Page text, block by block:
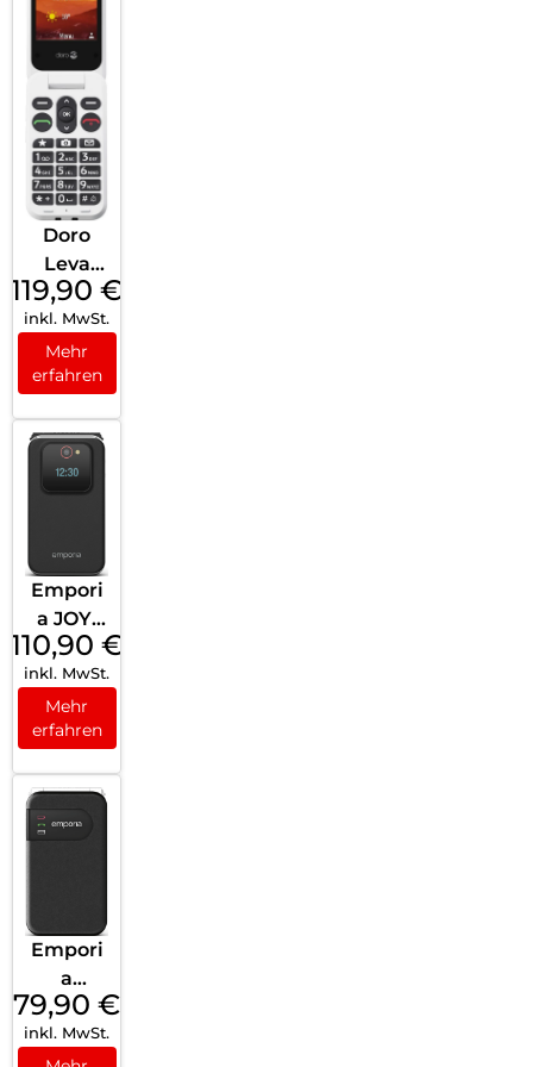
Doro
Leva
L30
Graphit
e/Weiß
119,90 €
inkl. MwSt.
Mehr
erfahren
Empori
a JOY-
LTE
Black
110,90 €
inkl. MwSt.
Mehr
erfahren
Empori
a
SIMPLIC
ITYglam
79,90 €
inkl. MwSt.